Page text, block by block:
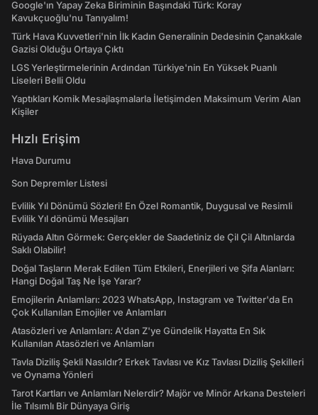
Google'ın Yapay Zeka Biriminin Başındaki Türk: Koray
Kavukçuoğlu'nu Tanıyalım!
Türk Hava Kuvvetleri'nin İlk Kadın Generalinin Dedesinin Çanakkale
Gazisi Olduğu Ortaya Çıktı
LGS Yerleştirmelerinin Ardından Türkiye'nin En Yüksek Puanlı
Liseleri Belli Oldu
Yaptıkları Komik Mesajlaşmalarla İletişimden Maksimum Verim Alan
Kişiler
Hızlı Erişim
Hava Durumu
Son Depremler Listesi
Evlilik Yıl Dönümü Sözleri! En Özel Romantik, Duygusal ve Resimli
Evlilik Yıl dönümü Mesajları
Rüyada Altın Görmek: Gerçekler de Saadetiniz de Çil Çil Altınlarda
Saklı Olabilir!
Doğal Taşların Merak Edilen Tüm Etkileri, Enerjileri ve Şifa Alanları:
Hangi Doğal Taş Ne İşe Yarar?
Emojilerin Anlamları: 2023 WhatsApp, Instagram ve Twitter'da En
Çok Kullanılan Emojiler ve Anlamları
Atasözleri ve Anlamları: A'dan Z'ye Gündelik Hayatta En Sık
Kullanılan Atasözleri ve Anlamları
Tavla Diziliş Şekli Nasıldır? Erkek Tavlası ve Kız Tavlası Diziliş Şekilleri
ve Oynama Yönleri
Tarot Kartları ve Anlamları Nelerdir? Majör ve Minör Arkana Desteleri
İle Tılsımlı Bir Dünyaya Giriş